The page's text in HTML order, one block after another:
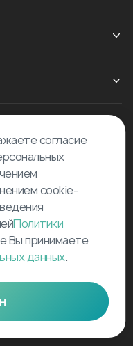
согласие
cookie-
Политики
Вы принимаете
данных.